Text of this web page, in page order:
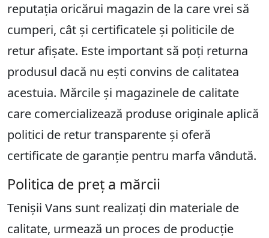
reputația oricărui magazin de la care vrei să
cumperi, cât și certificatele și politicile de
retur afișate. Este important să poți returna
produsul dacă nu ești convins de calitatea
acestuia. Mărcile și magazinele de calitate
care comercializează produse originale aplică
politici de retur transparente și oferă
certificate de garanție pentru marfa vândută.
Politica de preț a mărcii
Tenișii Vans sunt realizați din materiale de
calitate, urmează un proces de producție